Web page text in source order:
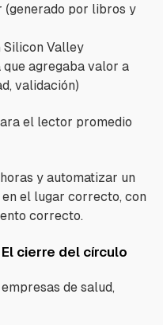
por libros y
Silicon Valley
agregaba valor a
validación)
el lector promedio
y automatizar un
el lugar correcto, con
correcto.
cierre del círculo
de salud,